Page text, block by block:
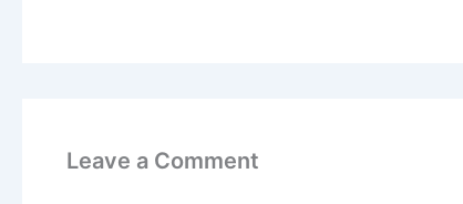
Leave a Comment